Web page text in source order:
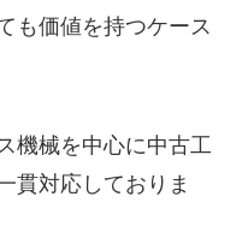
も価値を持つケース
機械を中心に中古工
貫対応しておりま